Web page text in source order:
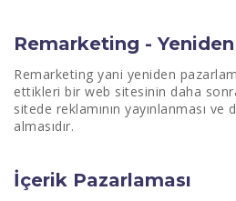
Remarketing -
Remarketing yani yeniden
ettikleri bir web sitesinin daha
sitede reklamının yayınlanması ve
almasıdır.
İçerik Pazarlaması